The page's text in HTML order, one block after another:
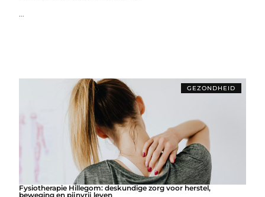
...
GEZONDHEID
Fysiotherapie Hillegom: deskundige zorg voor herstel,
beweging en pijnvrij leven